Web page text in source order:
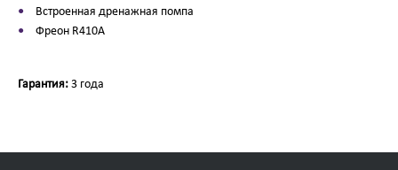
Встроенная дренажная помпа
Фреон R410A
Гарантия: 3 года